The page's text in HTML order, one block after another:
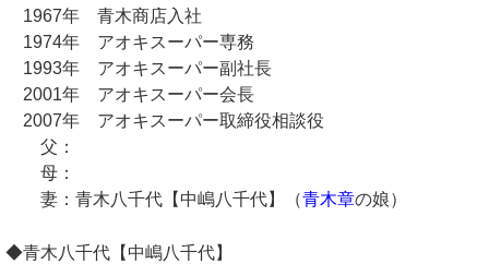
1967年 青木商店入社
1974年 アオキスーパー専務
1993年 アオキスーパー副社長
2001年 アオキスーパー会長
2007年 アオキスーパー取締役相談役
父：
母：
妻：青木八千代【中嶋八千代】（青木章の娘）
◆青木八千代【中嶋八千代】